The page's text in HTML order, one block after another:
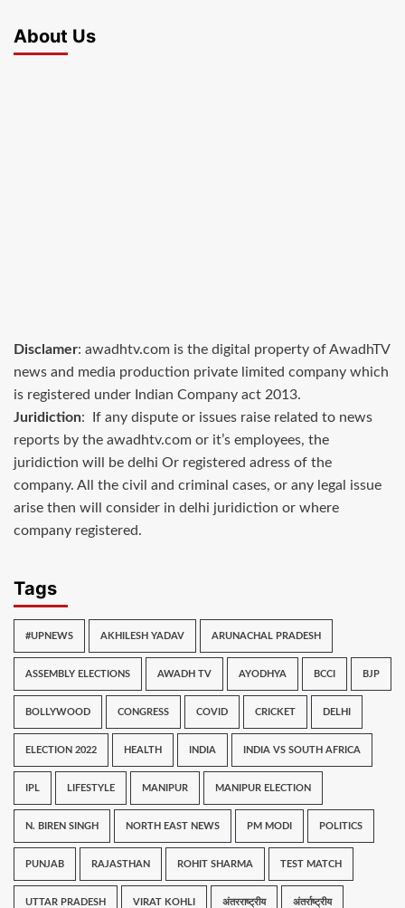
About Us
Disclamer: awadhtv.com is the digital property of AwadhTV
news and media production private limited company which
is registered under Indian Company act 2013.
Juridiction: If any dispute or issues raise related to news
reports by the awadhtv.com or it’s employees, the
juridiction will be delhi Or registered adress of the
company. All the civil and criminal cases, or any legal issue
arise then will consider in delhi juridiction or where
company registered.
Tags
#UPNEWS AKHILESH YADAV ARUNACHAL PRADESH
ASSEMBLY ELECTIONS AWADH TV AYODHYA BCCI BJP
BOLLYWOOD CONGRESS COVID CRICKET DELHI
ELECTION 2022 HEALTH INDIA INDIA VS SOUTH AFRICA
IPL LIFESTYLE MANIPUR MANIPUR ELECTION
N. BIREN SINGH NORTH EAST NEWS PM MODI POLITICS
PUNJAB RAJASTHAN ROHIT SHARMA TEST MATCH
UTTAR PRADESH VIRAT KOHLI अंतरराष्ट्रीय अंतर्राष्ट्रीय